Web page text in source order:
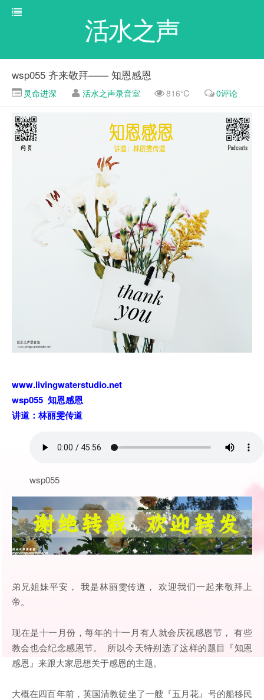
活水之声
wsp055 齐来敬拜—— 知恩感恩
灵命进深 活水之声录音室 816℃ 0评论
www.livingwaterstudio.net
wsp055 知恩感恩
讲道：林丽雯传道
wsp055
弟兄姐妹平安， 我是林丽雯传道， 欢迎我们一起来敬拜上
帝。
现在是十一月份，每年的十一月有人就会庆祝感恩节， 有些
教会也会纪念感恩节。 所以今天特别选了这样的题目『知恩
感恩』来跟大家思想关于感恩的主题。
大概在四百年前，英国清教徒坐了一艘『五月花』号的船移民